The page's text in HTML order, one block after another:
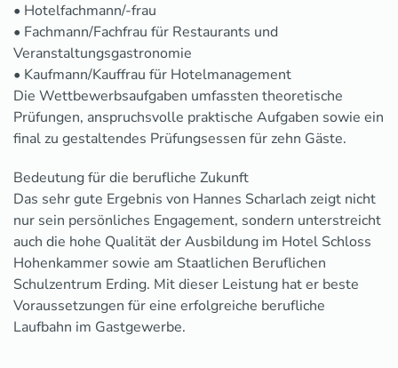
• Hotelfachmann/-frau
• Fachmann/Fachfrau für Restaurants und
Veranstaltungsgastronomie
• Kaufmann/Kauffrau für Hotelmanagement
Die Wettbewerbsaufgaben umfassten theoretische
Prüfungen, anspruchsvolle praktische Aufgaben sowie ein
final zu gestaltendes Prüfungsessen für zehn Gäste.
Bedeutung für die berufliche Zukunft
Das sehr gute Ergebnis von Hannes Scharlach zeigt nicht
nur sein persönliches Engagement, sondern unterstreicht
auch die hohe Qualität der Ausbildung im Hotel Schloss
Hohenkammer sowie am Staatlichen Beruflichen
Schulzentrum Erding. Mit dieser Leistung hat er beste
Voraussetzungen für eine erfolgreiche berufliche
Laufbahn im Gastgewerbe.